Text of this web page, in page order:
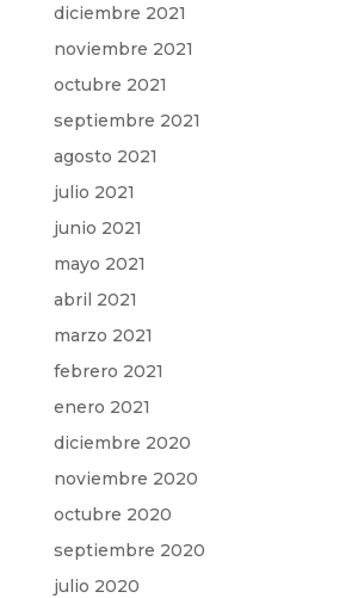
diciembre 2021
noviembre 2021
octubre 2021
septiembre 2021
agosto 2021
julio 2021
junio 2021
mayo 2021
abril 2021
marzo 2021
febrero 2021
enero 2021
diciembre 2020
noviembre 2020
octubre 2020
septiembre 2020
julio 2020